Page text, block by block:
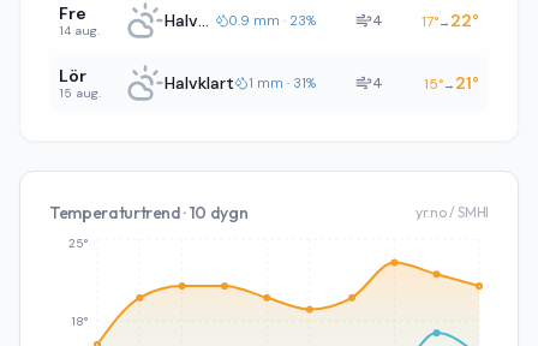
Fre
14 aug. Halvklart 0.9 mm · 23% 4 17°→ 22°
Lör
15 aug. Halvklart 1 mm · 31% 4 15°→ 21°
Temperaturtrend · 10 dygn yr.no / SMHI
18°
25°